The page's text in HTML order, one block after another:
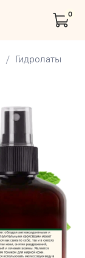
0
Гидролаты